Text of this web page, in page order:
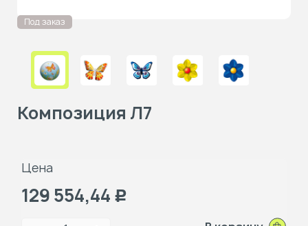
Под заказ
Композиция Л7
Цена
129 554,44 Р